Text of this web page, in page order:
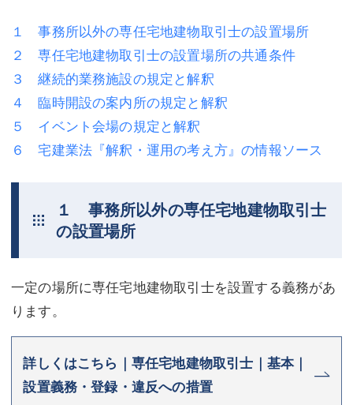
相続・遺言
離婚（夫婦間トラブル）
企業法務
労働問題（解雇，残業等）
交通事故
商業登記
調査・書面作成
マスコミ取材・実績
離婚（夫婦間トラブル）
企業法務
労働問題（解雇，残業等）
刑事弁護
不動産登記
調査・書面作成
債務整理
アクセス
１ 事務所以外の専任宅地建物取引士の設置場所
２ 専任宅地建物取引士の設置場所の共通条件
３ 継続的業務施設の規定と解釈
４ 臨時開設の案内所の規定と解釈
５ イベント会場の規定と解釈
６ 宅建業法『解釈・運用の考え方』の情報ソース
１ 事務所以外の専任宅地建物取引士
の設置場所
一定の場所に専任宅地建物取引士を設置する義務があ
ります。
詳しくはこちら｜専任宅地建物取引士｜基本｜
設置義務・登録・違反への措置